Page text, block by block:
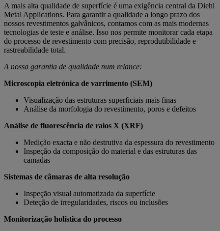
A mais alta qualidade de superfície é uma exigência central da Diehl
Metal Applications. Para garantir a qualidade a longo prazo dos
nossos revestimentos galvânicos, contamos com as mais modernas
tecnologias de teste e análise. Isso nos permite monitorar cada etapa
do processo de revestimento com precisão, reprodutibilidade e
rastreabilidade total.
A nossa garantia de qualidade num relance:
Microscopia eletrónica de varrimento (SEM)
Visualização das estruturas superficiais mais finas
Análise da morfologia do revestimento, poros e defeitos
Análise de fluorescência de raios X (XRF)
Medição exacta e não destrutiva da espessura do revestimento
Inspeção da composição do material e das estruturas das
camadas
Sistemas de câmaras de alta resolução
Inspeção visual automatizada da superfície
Deteção de irregularidades, riscos ou inclusões
Monitorização holística do processo